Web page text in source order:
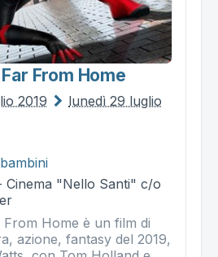
From Home
2019
lunedì 29 luglio
"Nello Santi" c/o
Home è un film di
azione, fantasy del 2019,